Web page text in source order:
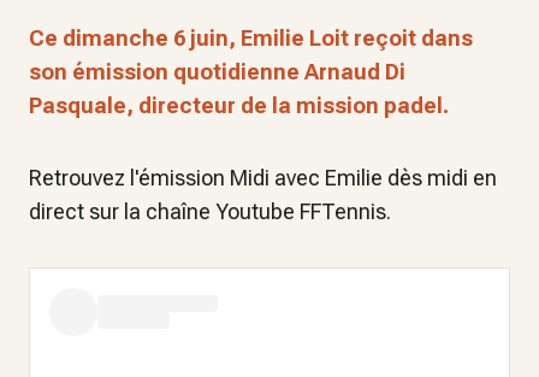
Ce dimanche 6 juin, Emilie Loit reçoit dans
son émission quotidienne Arnaud Di
Pasquale, directeur de la mission padel.
Retrouvez l'émission Midi avec Emilie dès midi en
direct sur la chaîne Youtube FFTennis.